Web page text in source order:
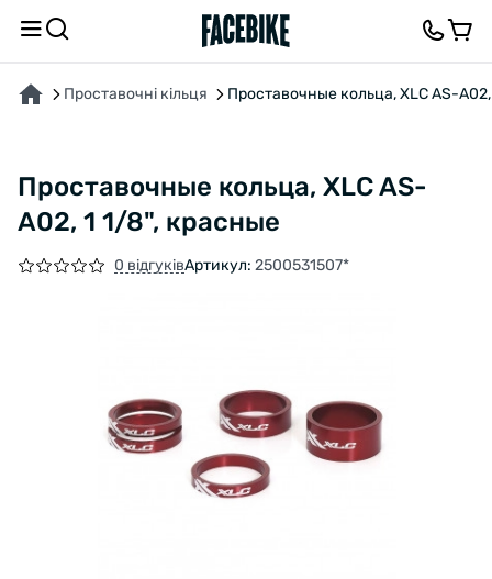
Проставочні кільця Проставочные кольца, XLC AS-
Проставочные кольца, XLC AS-
A02, 1 1/8", красные
0 відгуківАртикул: 2500531507*
ПРО ТОВАР ВІДГУКИ ТА ЗАПИТАННЯ